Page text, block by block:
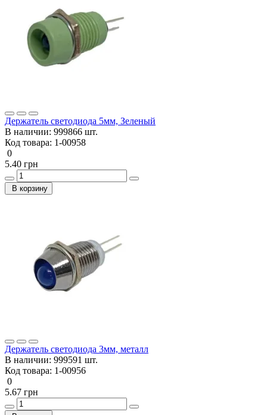
Держатель светодиода 5мм, Зеленый
В наличии: 999866 шт.
Код товара: 1-00958
0
5.40 грн
В корзину
Держатель светодиода 3мм, металл
В наличии: 999591 шт.
Код товара: 1-00956
0
5.67 грн